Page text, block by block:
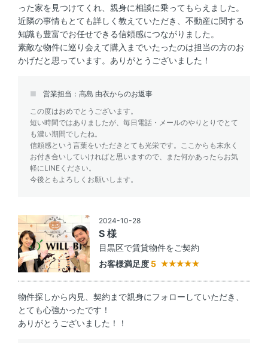
った家を見つけてくれ、親身に相談に乗ってもらえました。
近隣の事情もとても詳しく教えていただき、不動産に関する
知識も豊富でお任せできる信頼感につながりました。
素敵な物件に巡り会えて購入までいたったのは担当の方のお
かげだと思っています。ありがとうございました！
営業担当：高島 由衣からのお返事
この度はおめでとうございます。
短い時間ではありましたが、毎日電話・メールのやりとりでとて
も濃い期間でしたね。
信頼感という言葉をいただきとても光栄です。ここからも末永く
お付き合いしていければと思いますので、また何かあったらお気
軽にLINEください。
今後ともよろしくお願いします。
2024-10-28
S 様
目黒区で賃貸物件をご契約
お客様満足度 5
物件探しから内見、契約まで親身にフォローしていただき、
とても心強かったです！
ありがとうございました！！